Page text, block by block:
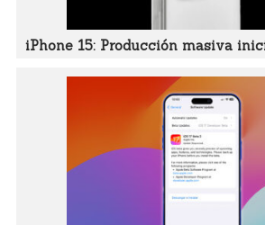
iPhone 15: Producción masiva